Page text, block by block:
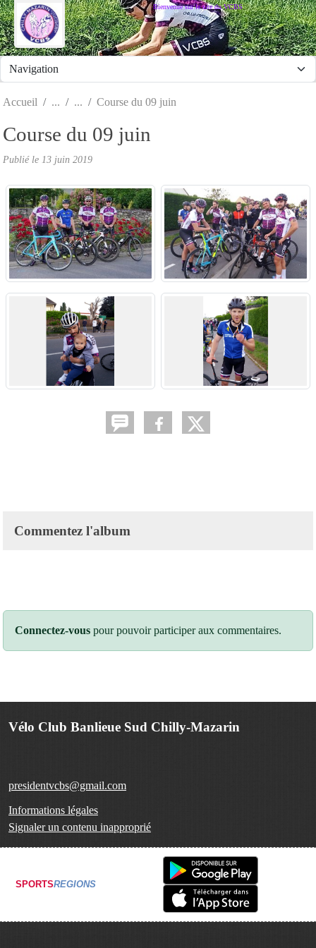
Bienvenue sur le site du VCBS
Accueil Course du 09 juin
Course du 09 juin
Publié le 13 juin 2019
Commentez l'album
Connectez-vous pour pouvoir participer aux commentaires.
Vélo Club Banlieue Sud Chilly-Mazarin
presidentvcbs@gmail.com
Informations légales
Signaler un contenu inapproprié
SPORTSREGIONS
Panneau de gestion des cookies